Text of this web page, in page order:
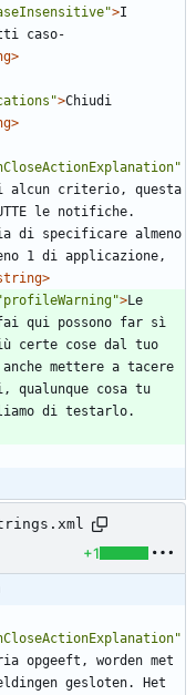
>I
caso-
>Chiudi
alcun criterio, questa
le notifiche.
di specificare almeno
1 di applicazione,
>Le
qui possono far sì
certe cose dal tuo
mettere a tacere
qualunque cosa tu
di testarlo.
+1
opgeeft, worden met
gesloten. Het